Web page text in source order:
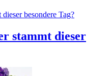
stammt dieser